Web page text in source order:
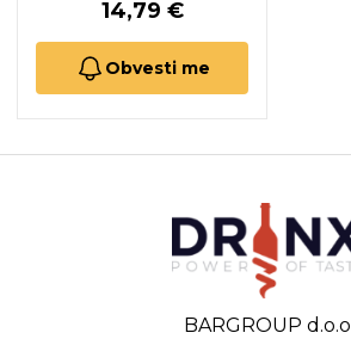
14,79 €
Obvesti me
BARGROUP d.o.o